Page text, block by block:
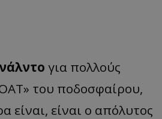
για πολλούς
του ποδοσφαίρου,
είναι, είναι ο απόλυτος